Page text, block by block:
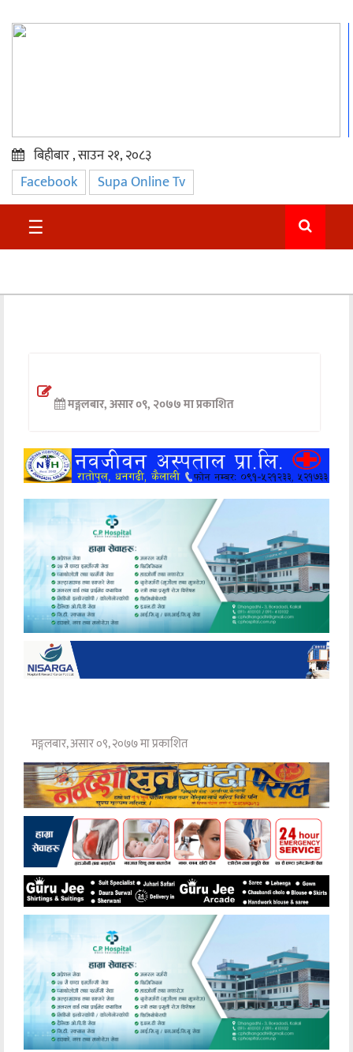
प्रमुख
समाचार
सुदुर
अन्तर्वार्ता
खेलकुद
मनोरञ्जन
अन्य
बिहीबार , साउन २१, २०८३
Facebook Supa Online Tv
☰
मङ्गलबार, असार ०९, २०७७ मा प्रकाशित
मङ्गलबार, असार ०९, २०७७ मा प्रकाशित